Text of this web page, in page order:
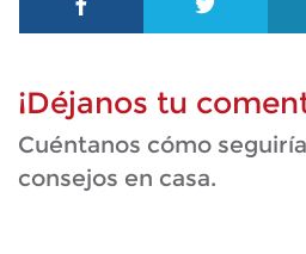
¡Déjanos tu
Cuéntanos cómo
consejos en casa.